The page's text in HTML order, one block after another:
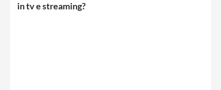
in tv e streaming?